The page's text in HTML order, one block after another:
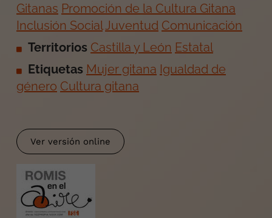
Gitanas Promoción de la Cultura Gitana
Inclusión SocialJuventud Comunicación
Territorios Castilla y León Estatal
Etiquetas Mujer gitana Igualdad de
género Cultura gitana
Ver versión online